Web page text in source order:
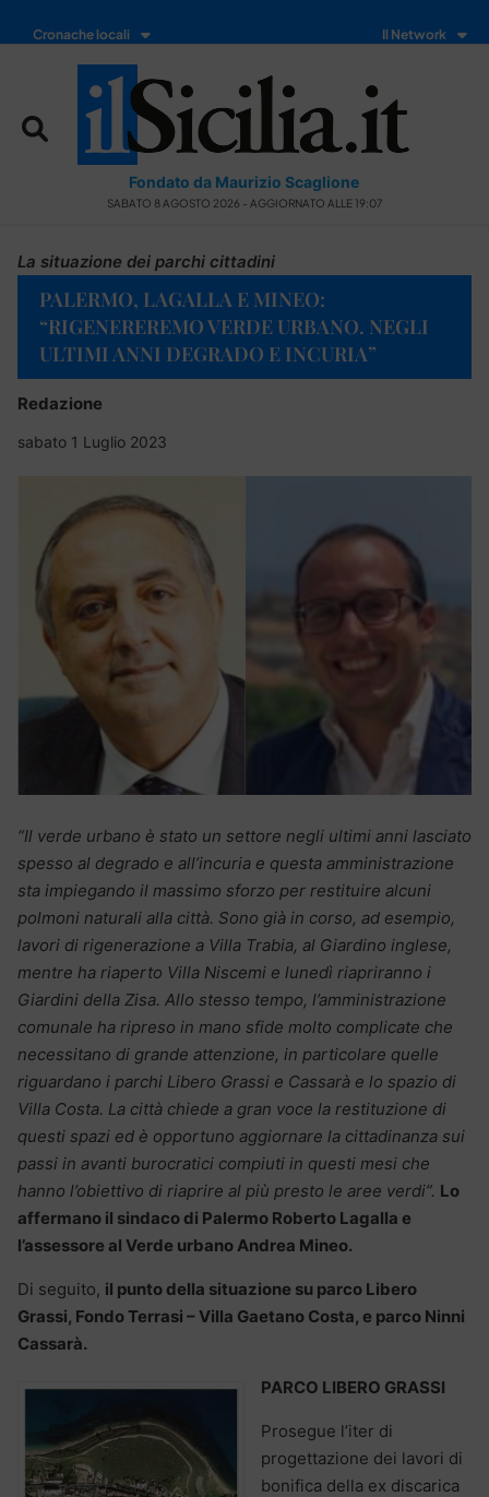
Cronache locali Il Network
Fondato da Maurizio Scaglione
SABATO 8 AGOSTO 2026 - AGGIORNATO ALLE 19:07
La situazione dei parchi cittadini
PALERMO, LAGALLA E MINEO:
“RIGENEREREMO VERDE URBANO. NEGLI
ULTIMI ANNI DEGRADO E INCURIA”
Redazione
sabato 1 Luglio 2023
“Il verde urbano è stato un settore negli ultimi anni lasciato
spesso al degrado e all’incuria e questa amministrazione
sta impiegando il massimo sforzo per restituire alcuni
polmoni naturali alla città. Sono già in corso, ad esempio,
lavori di rigenerazione a Villa Trabia, al Giardino inglese,
mentre ha riaperto Villa Niscemi e lunedì riapriranno i
Giardini della Zisa. Allo stesso tempo, l’amministrazione
comunale ha ripreso in mano sfide molto complicate che
necessitano di grande attenzione, in particolare quelle
riguardano i parchi Libero Grassi e Cassarà e lo spazio di
Villa Costa. La città chiede a gran voce la restituzione di
questi spazi ed è opportuno aggiornare la cittadinanza sui
passi in avanti burocratici compiuti in questi mesi che
hanno l’obiettivo di riaprire al più presto le aree verdi”. Lo
affermano il sindaco di Palermo Roberto Lagalla e
l’assessore al Verde urbano Andrea Mineo.
Di seguito, il punto della situazione su parco Libero
Grassi, Fondo Terrasi – Villa Gaetano Costa, e parco Ninni
Cassarà.
PARCO LIBERO GRASSI
Prosegue l’iter di
progettazione dei lavori di
bonifica della ex discarica